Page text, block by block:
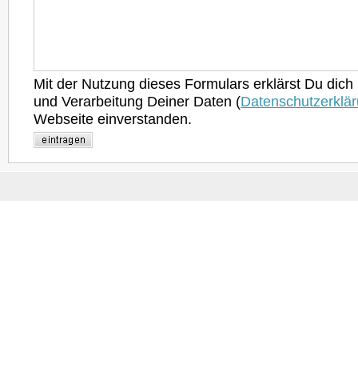
Mit der Nutzung dieses Formulars erklärst Du
und Verarbeitung Deiner Daten (
Webseite einverstanden.